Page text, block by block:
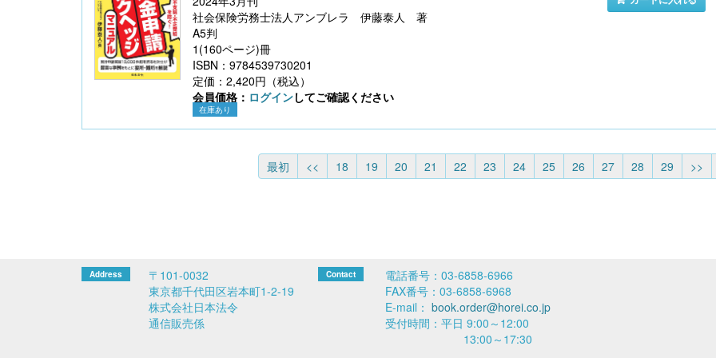
社会保険労務士法人アンブレラ 伊藤泰人 著
A5判
1(160ページ)冊
ISBN：9784539730201
定価：2,420円（税込）
会員価格： ログインしてご確認ください
在庫あり
最初 << 18 19 20 21 22 23 24 25 26 27 28 29 >>
〒101-0032
東京都千代田区岩本町1-2-19
株式会社日本法令
通信販売係
電話番号：03-6858-6966
FAX番号：03-6858-6968
E-mail： book.order@horei.co.jp
受付時間：平日 9:00～12:00
13:00～17:30